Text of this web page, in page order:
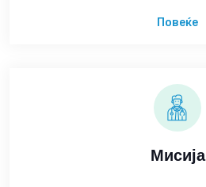
Повеќе
Мисија